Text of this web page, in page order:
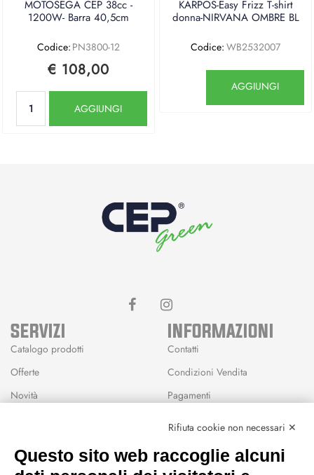
MOTOSEGA CEP 38cc -
1200W- Barra 40,5cm
Codice: PN3800-12
€ 108,00
AGGIUNGI
KARPOS-Easy Frizz T-shirt
donna-NIRVANA OMBRE BL
Codice: WB2532007
AGGIUNGI
SERVIZI
Catalogo prodotti
Offerte
Novità
Wishlist
INFORMAZIONI
Contatti
Condizioni Vendita
Pagamenti
Rifiuta cookie non necessari ✕
Questo sito web raccoglie alcuni